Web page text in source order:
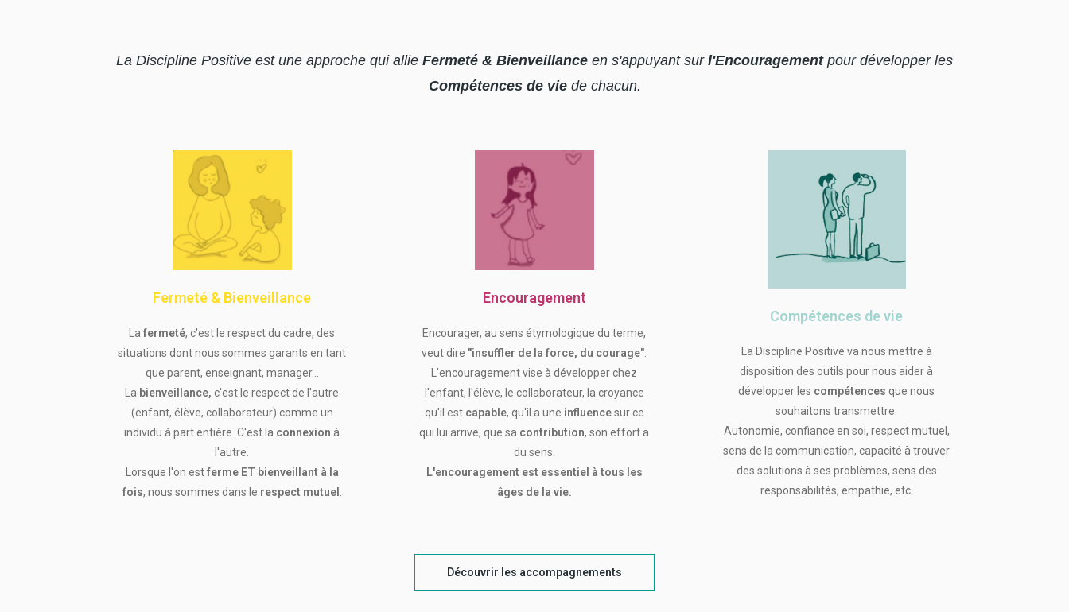
La Discipline Positive est une approche qui allie Fermeté & Bienveillance en s'appuyant sur l'Encouragement pour développer les
Compétences de viede chacun.
Fermeté & Bienveillance
Lafermeté, c'est le respect du cadre, des
situations dont nous sommes garants en tant
que parent, enseignant, manager...
La bienveillance,c'est le respect de l'autre
(enfant, élève, collaborateur) comme un
individu à part entière. C'est la connexion à
l'autre.
Lorsque l'on estferme ET bienveillant à la
fois, nous sommes dans le respect mutuel
Encouragement
Encourager, au sens étymologique du terme,
veut dire "insuffler de la force, du courage"
L'encouragement vise à développer chez
l'enfant, l'élève, le collaborateur, la croyance
qu'il est capable, qu'il a une influencesur ce
qui lui arrive, que sa contribution, son effort a
du sens.
L'encouragement est essentiel à tous les
âges de la vie.
Compétences de vie
La Discipline Positive va nous mettre à
disposition des outils pour nous aider à
développer les compétences que nous
souhaitons transmettre:
Autonomie, confiance en soi, respect mutuel,
sens de la communication, capacité à trouver
des solutions à ses problèmes, sens des
responsabilités, empathie, etc.
Découvrir les accompagnements